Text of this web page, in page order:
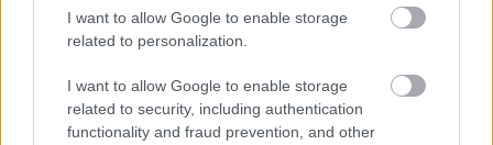
I want to allow Google to enable storage
related to personalization.
I want to allow Google to enable storage
related to security, including authentication
functionality and fraud prevention, and other